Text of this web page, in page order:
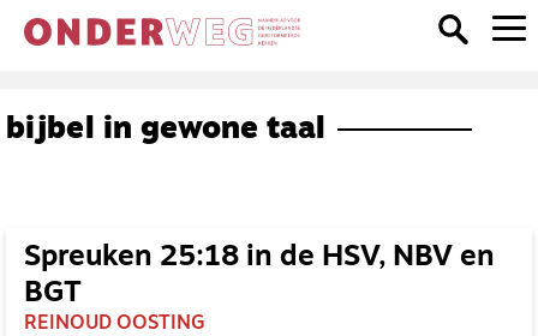
bijbel in gewone taal
Spreuken 25:18 in de HSV, NBV en
BGT
REINOUD OOSTING